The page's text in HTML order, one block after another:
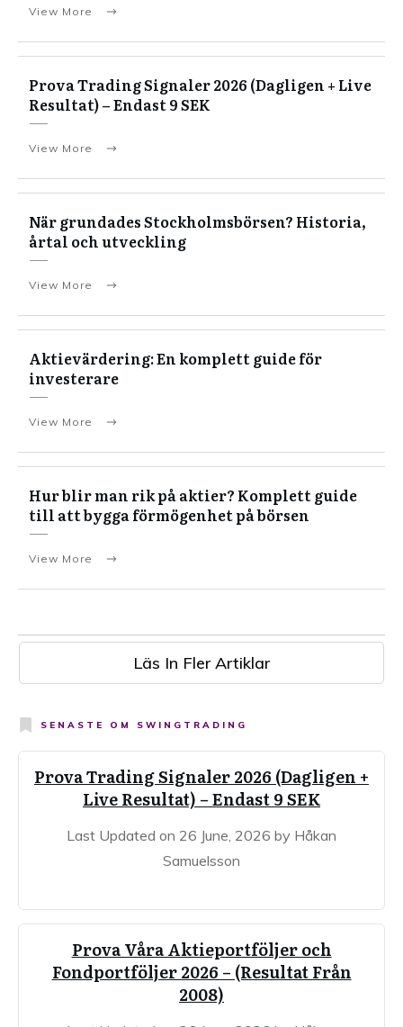
View More
Prova Trading Signaler 2026 (Dagligen + Live
Resultat) – Endast 9 SEK
View More
När grundades Stockholmsbörsen? Historia,
årtal och utveckling
View More
Aktievärdering: En komplett guide för
investerare
View More
Hur blir man rik på aktier? Komplett guide
till att bygga förmögenhet på börsen
View More
Läs In Fler Artiklar
SENASTE OM SWINGTRADING
Prova Trading Signaler 2026 (Dagligen +
Live Resultat) – Endast 9 SEK
Last Updated on 26 June, 2026 by Håkan
Samuelsson
Prova Våra Aktieportföljer och
Fondportföljer 2026 – (Resultat Från
2008)